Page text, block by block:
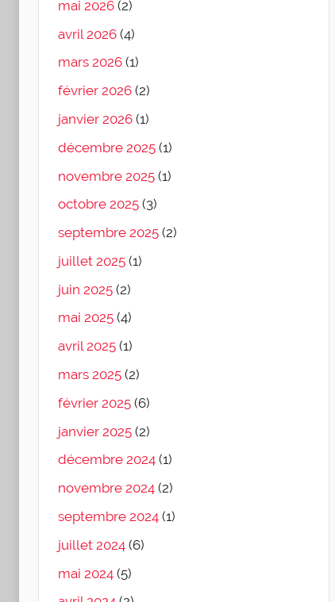
mai 2026 (2)
avril 2026 (4)
mars 2026 (1)
février 2026 (2)
janvier 2026 (1)
décembre 2025 (1)
novembre 2025 (1)
octobre 2025 (3)
septembre 2025 (2)
juillet 2025 (1)
juin 2025 (2)
mai 2025 (4)
avril 2025 (1)
mars 2025 (2)
février 2025 (6)
janvier 2025 (2)
décembre 2024 (1)
novembre 2024 (2)
septembre 2024 (1)
juillet 2024 (6)
mai 2024 (5)